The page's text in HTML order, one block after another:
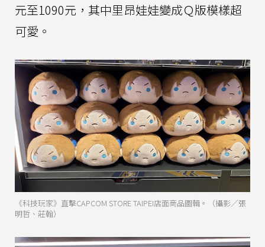
元至1090元，其中里昂娃娃變成Ｑ版模樣超
可愛。
《科技玩家》直擊CAPCOM STORE TAIPEI店面商品圖輯。（攝影／張
明哲、莊翰）